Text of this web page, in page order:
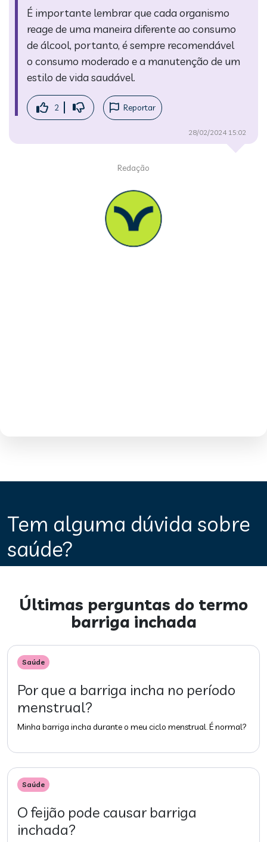
É importante lembrar que cada organismo
reage de uma maneira diferente ao consumo
de álcool, portanto, é sempre recomendável
o consumo moderado e a manutenção de um
estilo de vida saudável.
2 Reportar
28/02/2024 15:02
Redação
Tem alguma dúvida sobre
saúde?
Últimas perguntas do termo
barriga inchada
Saúde
Por que a barriga incha no período
menstrual?
Minha barriga incha durante o meu ciclo menstrual. É normal?
Saúde
O feijão pode causar barriga
inchada?